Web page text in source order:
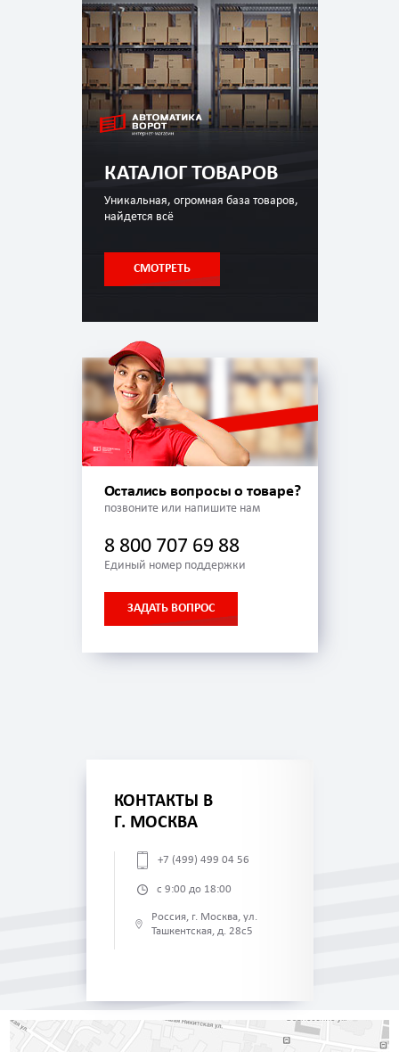
КАТАЛОГ ТОВАРОВ
Уникальная, огромная база товаров,
найдется всё
СМОТРЕТЬ
Остались вопросы о товаре?
позвоните или напишите нам
8 800 707 69 88
Единый номер поддержки
ЗАДАТЬ ВОПРОС
КОНТАКТЫ В
Г. МОСКВА
+7 (499) 499 04 56
с 9:00 до 18:00
Россия, г. Москва, ул.
Ташкентская, д. 28с5